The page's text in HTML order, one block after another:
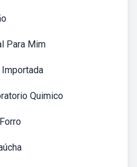
Para Mim
Quimico